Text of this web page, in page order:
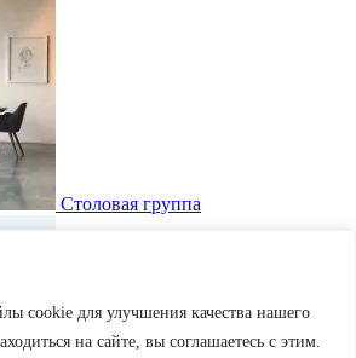
cookie для улучшения качества нашего
на сайте, вы соглашаетесь с этим.
Столовая группа